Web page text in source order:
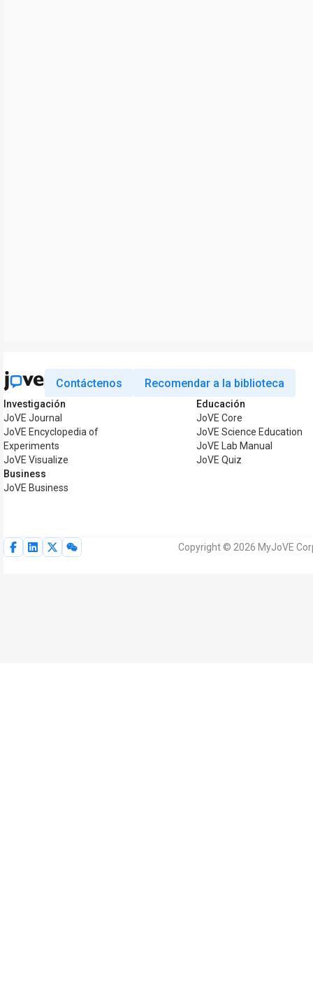
Contáctenos Recomendar a la biblioteca
Investigación
JoVE Journal
JoVE Encyclopedia of
Experiments
JoVE Visualize
Business
JoVE Business
Educación
JoVE Core
JoVE Science Education
JoVE Lab Manual
JoVE Quiz
Copyright © 2026 MyJoVE